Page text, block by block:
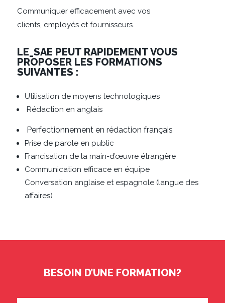
Communiquer efficacement avec vos
clients, employés et fournisseurs.
LE_SAE PEUT RAPIDEMENT VOUS
PROPOSER LES FORMATIONS
SUIVANTES :
Utilisation de moyens technologiques
Rédaction en anglais
Perfectionnement en rédaction français
Prise de parole en public
Francisation de la main-d’œuvre étrangère
Communication efficace en équipe
Conversation anglaise et espagnole (langue des
affaires)
BESOIN D’UNE FORMATION?